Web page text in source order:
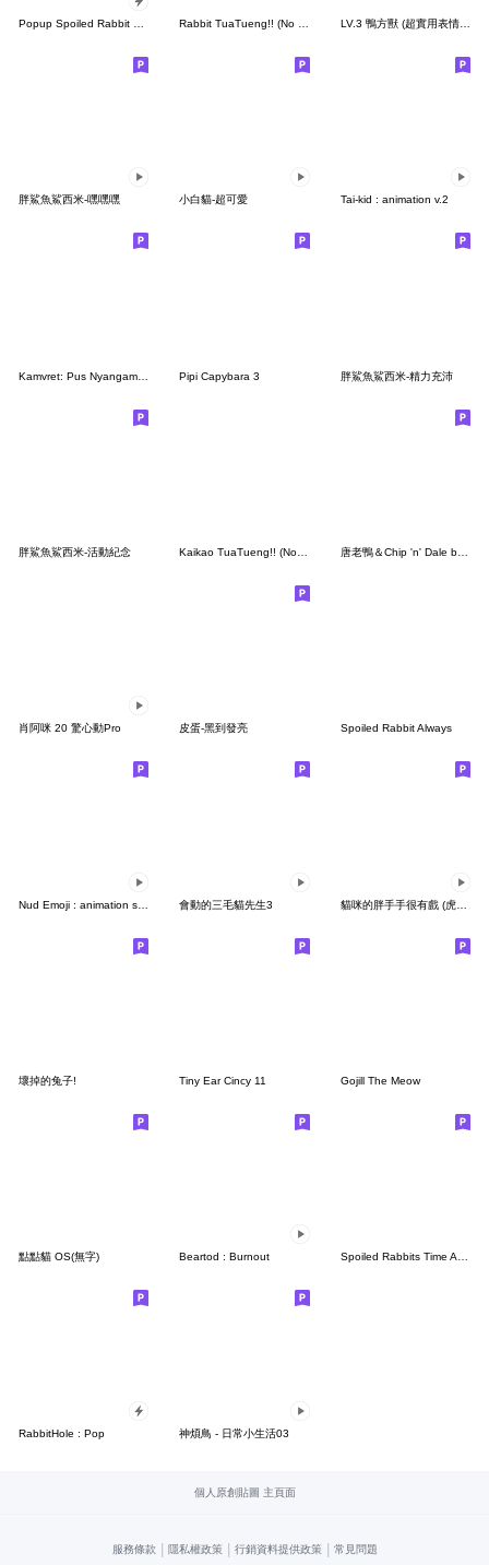
LV.3 鴨方獸 (超實用表情包)
胖鯊魚鯊西米-嘿嘿嘿 小白貓-超可愛 Tai-kid : animation v.2
Pipi Capybara 3 胖鯊魚鯊西米-精力充沛
胖鯊魚鯊西米-活動紀念 唐老鴨＆Chip 'n' Dale by 大川bkub
肖阿咪 20 驚心動Pro 皮蛋-黑到發亮 Spoiled Rabbit Always
會動的三毛貓先生3 貓咪的胖手手很有戲 (虎斑貓)無字
壞掉的兔子! Tiny Ear Cincy 11 Gojill The Meow
點點貓 OS(無字) Beartod : Burnout Spoiled Rabbits Time At Home
RabbitHole : Pop 神煩鳥 - 日常小生活03
個人原創貼圖 主頁面
服務條款 | 隱私權政策 | 行銷資料提供政策 | 常見問題